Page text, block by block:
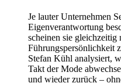
Je lauter Unternehmen
Eigenverantwortung
scheinen sie gleichzeitig
Führungspersönlichkeit
Stefan Kühl analysiert,
Takt der Mode
und wieder zurück –